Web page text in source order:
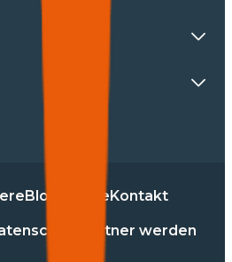
Blog PresseKontakt
Partner werden